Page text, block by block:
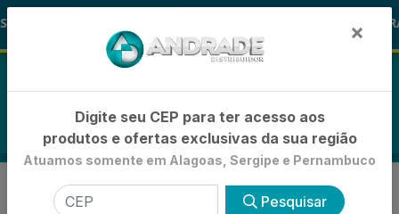
🪞
INÍCIO
DESODORANTES
DESODORANTE SPRAY
×
Digite seu CEP para ter acesso aos
produtos e ofertas exclusivas da sua região
Atuamos somente em Alagoas, Sergipe e Pernambuco
Pesquisar